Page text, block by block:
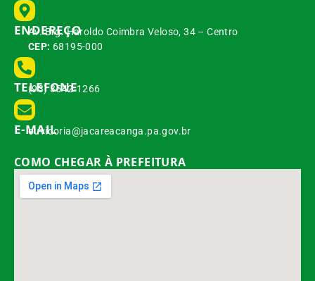
ENDEREÇO
Av. Brg. Haroldo Coimbra Veloso, 34 – Centro
CEP: 68195-000
TELEFONE
(93) 3542-1266
E-MAIL
ouvidoria@jacareacanga.pa.gov.br
COMO CHEGAR À PREFEITURA